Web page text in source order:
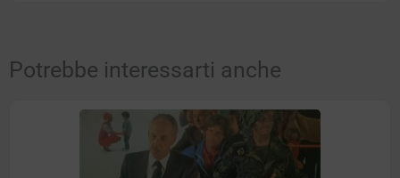
Potrebbe interessarti anche